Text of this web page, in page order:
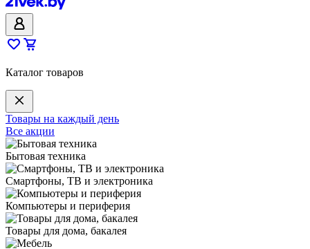
Каталог товаров
Товары на каждый день
Все акции
Бытовая техника
Смартфоны, ТВ и электроника
Компьютеры и периферия
Товары для дома, бакалея